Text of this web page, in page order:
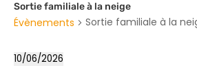
Sortie familiale à la neige
Évènements Sortie familiale à la
10/06/2026